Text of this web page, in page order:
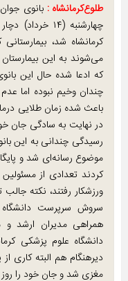
طلوع‌‌کرمانشاه : بانوی
چهارشنبه (۱۴
کرمانشاه شد،
می‌شوند به این
که ادعا شده حال این
چندان وخیم نبوده اما
باعث شده زمان طلایی
در نهایت به سادگی جان
رسیدگی چندانی به این
موضوع رسانه‌ای شد و
کردند تعدادی از
ورزشکار رفتند، نکته
سروش سرپرست
همراهی مدیران ارشد و
دانشگاه علوم پزشکی
دیرهنگام هم البته کاری
مغزی شد و جان خود را روز گذشته